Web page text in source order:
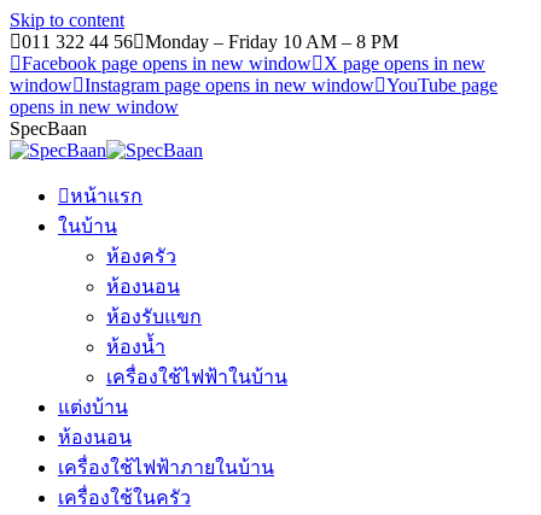
Skip to content
011 322 44 56 Monday – Friday 10 AM – 8 PM
Facebook page opens in new window
X page opens in new
window Instagram page opens in new window YouTube page
opens in new window
SpecBaan
หน้าแรก
ในบ้าน
ห้องครัว
ห้องนอน
ห้องรับแขก
ห้องน้ำ
เครื่องใช้ไฟฟ้าในบ้าน
แต่งบ้าน
ห้องนอน
เครื่องใช้ไฟฟ้าภายในบ้าน
เครื่องใช้ในครัว